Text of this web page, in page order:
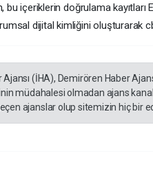
bu içeriklerin doğrulama
dijital kimliğini oluşturarak
(İHA), Demirören Haber
müdahalesi olmadan ajans
ajanslar olup sitemizin hiç bir